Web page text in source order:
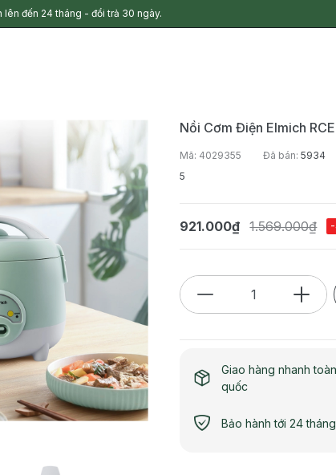
lên đến 24 tháng - đổi trả 30 ngày.
Nồi Cơm Điện Elmich
Mã: 4029355 Đã bán:5934
5
921.000₫ 1.569.000₫
Giao hàng nhanh toàn
quốc
Bảo hành tới 24 tháng